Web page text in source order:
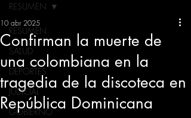
RESUMEN
SALUD
DEPORTES
JUDICIAL
GOBIERNO
RESUMEN
Confirman la muerte de
una colombiana en la
tragedia de la discoteca en
República Dominicana
10 abr 2025